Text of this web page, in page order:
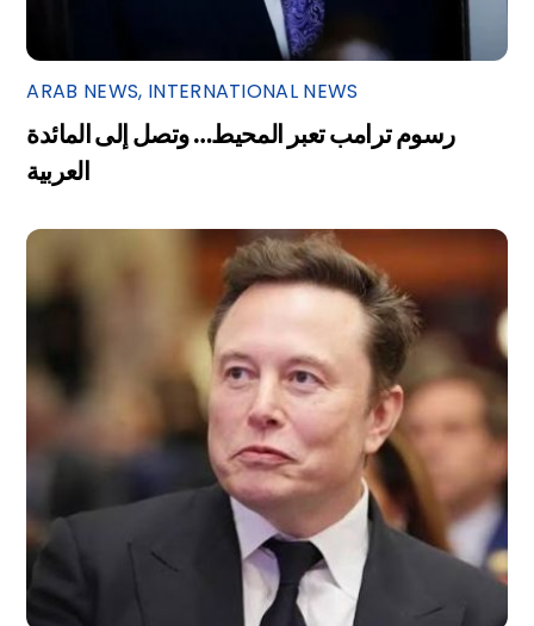
ARAB NEWS, INTERNATIONAL NEWS
رسوم ترامب تعبر المحيط… وتصل إلى المائدة
العربية